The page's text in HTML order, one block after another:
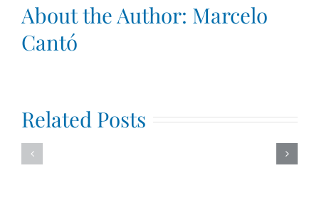
About the Author: Marcelo
Cantó
Related Posts
Demostración